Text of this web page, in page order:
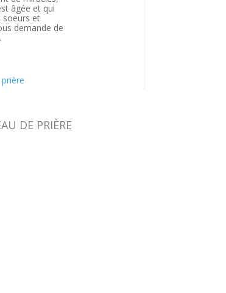
âgée et qui
soeurs et
demande de
DE PRIÈRE